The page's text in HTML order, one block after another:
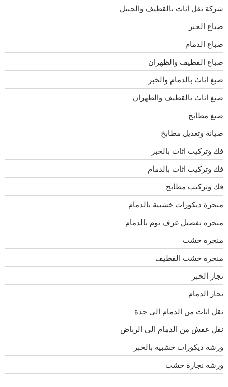
شركة نقل اثاث بالقطيف والجبيل
صباغ الخبر
صباغ الدمام
صباغ القطيف والظهران
صبغ اثاث بالدمام والخبر
صبغ اثاث بالقطيف والظهران
صبغ مطابخ
صيانة وتعديل مطابخ
فك وتركيب اثاث بالخبر
فك وتركيب اثاث بالدمام
فك وتركيب مطابخ
منجرة ديكورات خشبية بالدمام
منجره تفصيل غرف نوم بالدمام
منجره خشب
منجره خشب القطيف
نجار الخبر
نجار الدمام
نقل اثاث من الدمام الى جدة
نقل عفش من الدمام الى الرياض
ورشة ديكورات خشبيه بالخبر
ورشه نجارة خشب